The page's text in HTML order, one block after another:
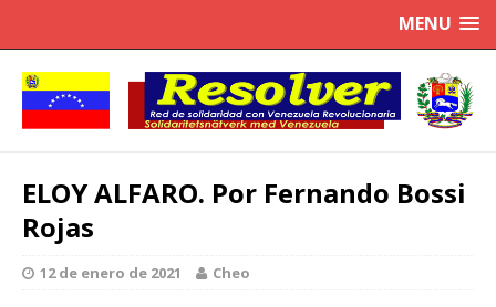
MENU
ELOY ALFARO. Por Fernando Bossi
Rojas
12 de enero de 2021 Cheo